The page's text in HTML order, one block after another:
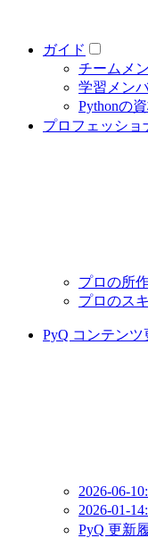
ガイド
チームメ
学習メン
Pythonの
プロフェッショ
プロの所
プロのス
PyQ コンテンツ
2026-06-
2026-01-
PyQ 更新